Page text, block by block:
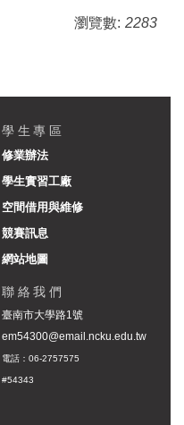
瀏覽數: 2283
學生專區
修業辦法
學生實習工廠
空間借用與維修
競賽訊息
網站地圖
聯絡我們
臺南市大學路1號
em54300@email.ncku.edu.tw
電話：06-2757575
#54343